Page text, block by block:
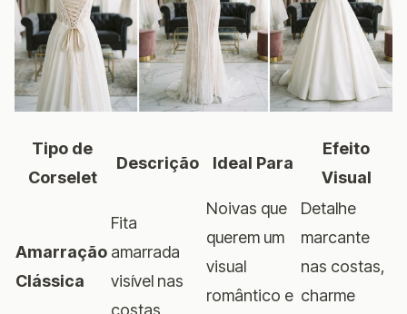
Tipo de
Corselet
Descrição Ideal Para
Efeito
Visual
Amarração
Clássica
Fita
amarrada
visível nas
costas
Noivas que
querem um
visual
romântico e
Detalhe
marcante
nas costas,
charme